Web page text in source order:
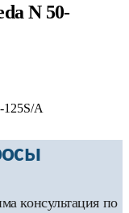
N 50-
A
консультация по